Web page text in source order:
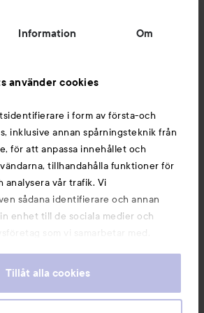
Information Om
använder cookies
i form av första-och
inklusive annan spårningsteknik från
för att anpassa innehållet och
tillhandahålla funktioner för
analysera vår trafik. Vi
sådana identifierare och annan
enhet till de sociala medier och
som vi samarbetar med.
har tillhandahållit eller som de har
användande av vår webbplats.
Tillåt alla cookies
gillar